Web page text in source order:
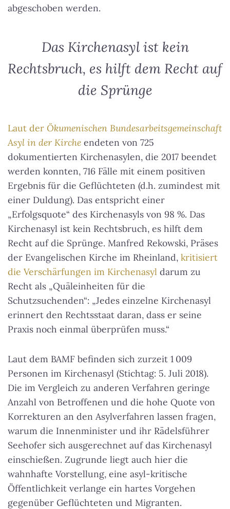
abgeschoben werden.
Das Kirchenasyl ist kein
Rechtsbruch, es hilft dem Recht auf
die Sprünge
Laut der Ökumenischen Bundesarbeitsgemeinschaft
Asyl in der Kirche endeten von 725
dokumentierten Kirchenasylen, die 2017 beendet
werden konnten, 716 Fälle mit einem positiven
Ergebnis für die Geflüchteten (d.h. zumindest mit
einer Duldung). Das entspricht einer
„Erfolgsquote“ des Kirchenasyls von 98 %. Das
Kirchenasyl ist kein Rechtsbruch, es hilft dem
Recht auf die Sprünge. Manfred Rekowski, Präses
der Evangelischen Kirche im Rheinland, kritisiert
die Verschärfungen im Kirchenasyl darum zu
Recht als „Quäleinheiten für die
Schutzsuchenden“: „Jedes einzelne Kirchenasyl
erinnert den Rechtsstaat daran, dass er seine
Praxis noch einmal überprüfen muss.“
Laut dem BAMF befinden sich zurzeit 1 009
Personen im Kirchenasyl (Stichtag: 5. Juli 2018).
Die im Vergleich zu anderen Verfahren geringe
Anzahl von Betroffenen und die hohe Quote von
Korrekturen an den Asylverfahren lassen fragen,
warum die Innenminister und ihr Rädelsführer
Seehofer sich ausgerechnet auf das Kirchenasyl
einschießen. Zugrunde liegt auch hier die
wahnhafte Vorstellung, eine asyl-kritische
Öffentlichkeit verlange ein hartes Vorgehen
gegenüber Geflüchteten und Migranten.